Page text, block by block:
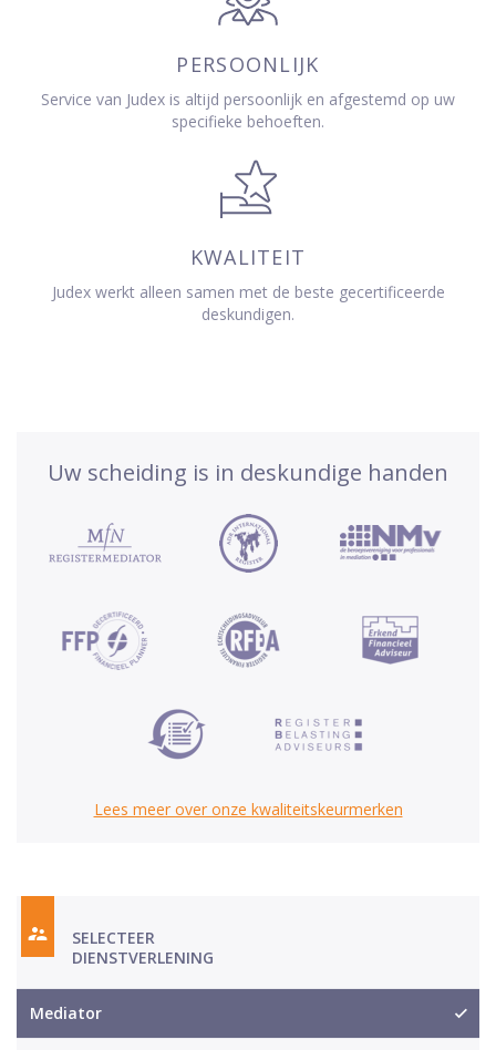
PERSOONLIJK
Service van Judex is altijd persoonlijk en afgestemd op uw
specifieke behoeften.
KWALITEIT
Judex werkt alleen samen met de beste gecertificeerde
deskundigen.
Uw scheiding is in deskundige handen
Lees meer over onze kwaliteitskeurmerken
SELECTEER
DIENSTVERLENING
Mediator